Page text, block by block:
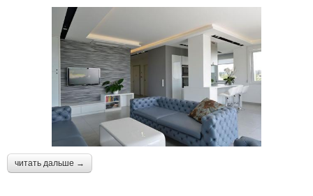
читать дальше →